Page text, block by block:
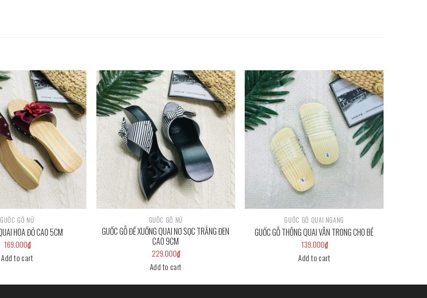
Add to
wishlist
GUỐC GỖ NỮ
HOA ĐỎ CAO 5CM
169.000₫
Add to cart
Add to
wishlist
GUỐC GỖ NỮ
GUỐC GỖ ĐẾ XUỒNG QUAI NƠ SỌC TRẮNG ĐEN
CAO 9CM
229.000₫
Add to cart
Add to
wishlist
GUỐC GỖ QUAI NGANG
GUỐC GỖ THÔNG QUAI VÂN TRONG CHO BÉ
139.000₫
Add to cart